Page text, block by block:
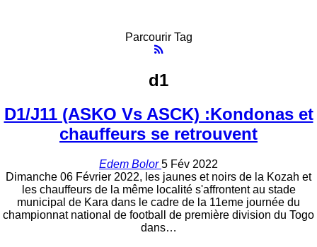
Parcourir Tag
d1
D1/J11 (ASKO Vs ASCK) :Kondonas et
chauffeurs se retrouvent
Edem Bolor5 Fév 2022
Dimanche 06 Février 2022, les jaunes et noirs de la Kozah et
les chauffeurs de la même localité s'affrontent au stade
municipal de Kara dans le cadre de la 11eme journée du
championnat national de football de première division du Togo
dans…